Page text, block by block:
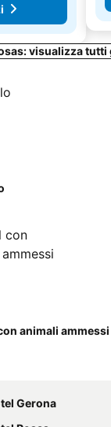
visualizza tutti
animali ammessi
Gerona